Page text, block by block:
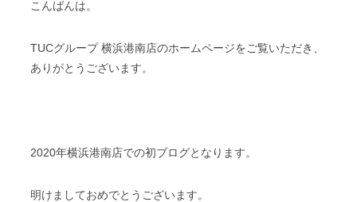
こんばんは。
TUCグループ 横浜港南店のホームページをご覧いただき、
ありがとうございます。
2020年横浜港南店での初ブログとなります。
明けましておめでとうございます。